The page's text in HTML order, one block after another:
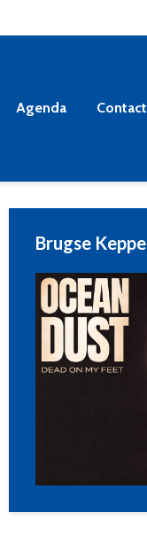
Agenda Contact
Brugse Keppe